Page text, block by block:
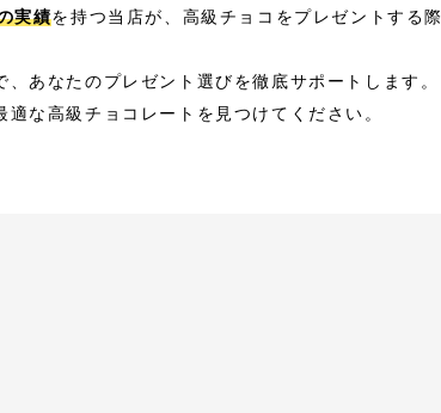
実績を持つ当店が、高級チョコをプレゼントする
あなたのプレゼント選びを徹底サポートします。
な高級チョコレートを見つけてください。